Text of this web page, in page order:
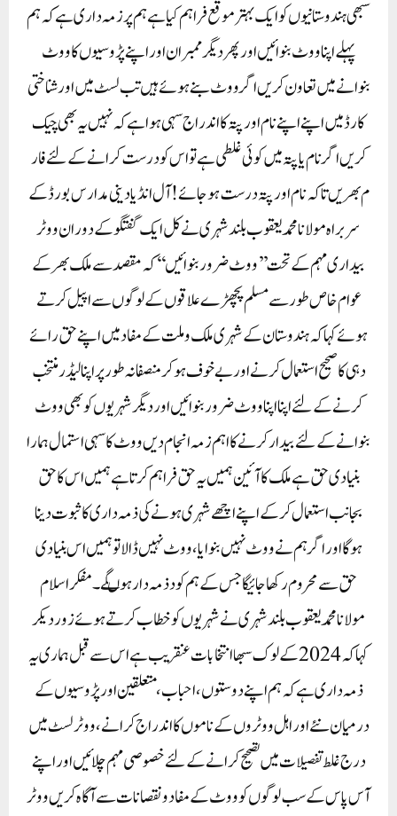
سبھی ہندوستانیوں کو ایک بہتر موقع فراہم کیا ہے ہم پر زمہ داری ہے کہ ہم
پہلے اپنا ووٹ بنوائیں اور پھر دیگر ممبران اور اپنے پڑوسیوں کا ووٹ
بنوانے میں تعاون کریں اگر ووٹ بنے ہوئے ہیں تب لسٹ میں اور شناختی
کارڈ میں اپنے اپنے نام اور پتہ کا اندراج سہی ہوا ہے کہ نہیں یہ بھی چیک
کریں اگر نام یا پتہ میں کوئی غلطی ہے تو اس کو درست کرانے کے لئے فا ر
م بھریں تاکہ نام اور پتہ درست ہو جائے ! آل انڈیا دینی مدارس بورڈ کے
سربراہ مولانا محمد یعقوب بلند شہری نے کل ایک گفتگو کے دوران ووٹر
بیداری مہم کے تحت ’’ووٹ ضرور بنوائیں‘‘ کہ مقصد سے ملک بھر کے
عوام خاص طور سے مسلم پچھڑے علاقوں کے لوگوں سے اپیل کرتے
ہوئے کہا کہ ہندوستان کے شہری ملک و ملت کے مفاد میں اپنے حق رائے
دہی کا صحیح استعمال کر نے اور بے خوف ہوکر منصفانہ طور پر اپنا لیڈر منتخب
کر نے کے لئے اپنا اپنا ووٹ ضرور بنوائیں اور دیگر شہریوں کو بھی ووٹ
بنوانے کے لئے بیدار کرنے کا اہم زمہ انجام دیں ووٹ کا سہی استمال ہمارا
بنیادی حق ہے ملک کا آئین ہمیں یہ حق فراہم کرتا ہے ہمیں اس کا حق
بجانب استعمال کر کے اپنے اچھے شہری ہونے کی ذمہ داری کا ثبوت دینا
ہوگا اور اگر ہم نے ووٹ نہیں بنوایا ،ووٹ نہیں ڈالا تو ہمیں اس بنیادی
حق سے محروم رکھا جائیگا جس کے ہم کود ذمہ دار ہوںگے۔مفکر اسلام
مولانا محمد یعقوب بلند شہری نے شہریوں کو خطاب کرتے ہوئے زور دیکر
کہا کہ 2024 کے لوک سبھا انتخابات عنقریب ہے اس سے قبل ہماری یہ
ذمہ داری ہے کہ ہم اپنے دوستوں ، احباب ، متعلقین اور پڑوسیوں کے
درمیان نئے اور اہل ووٹروں کے ناموں کا اندراج کرانے ، ووٹر لسٹ میں
درج غلط تفصیلات میں تصحیح کرانے کے لئے خصوصی مہم چلائیں اور اپنے
آس پاس کے سب لو گوں کو ووٹ کے مفاد و نقصانات سے آگاہ کریں ووٹر